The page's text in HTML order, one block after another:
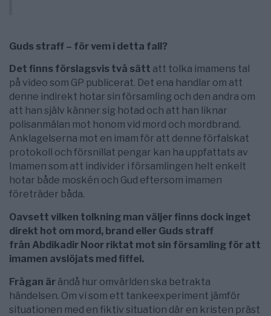
Guds straff – för vem i detta fall?
Det finns förslagsvis två sätt att tolka imamens tal
på video som GP publicerat. Det ena handlar om att
denne indirekt hotar sin församling och den andra om
att han själv känner sig hotad och att han liknar
polisanmälan mot honom vid mord och mordbrand.
Anklagelserna mot en imam för att denne förfalskat
protokoll och försnillat pengar kan ha uppfattats av
Imamen som att individer i församlingen helt enkelt
hotar både moskén och Gud eftersom imamen
företräder båda.
Oavsett vilken tolkning man väljer finns dock inget
direkt hot om mord, brand eller Guds straff
från Abdikadir Noor riktat mot sin församling för att
imamen avslöjats med fiffel.
Frågan är ändå hur omvärlden ska betrakta
händelsen. Om vi som ett tankeexperiment jämför
situationen med en fiktiv situation där en kristen präst